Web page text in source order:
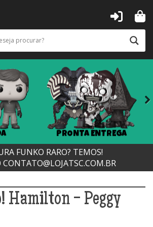
PRONTA ENTREGA
Next
FUNKO RARO? TEMOS!
CONTATO@LOJATSC.COM.BR
Hamilton - Peggy